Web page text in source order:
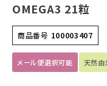
日用品雑貨
フェムケア
OMEGA3 21粒
商品番号 100003407
メール便選択可能 天然由